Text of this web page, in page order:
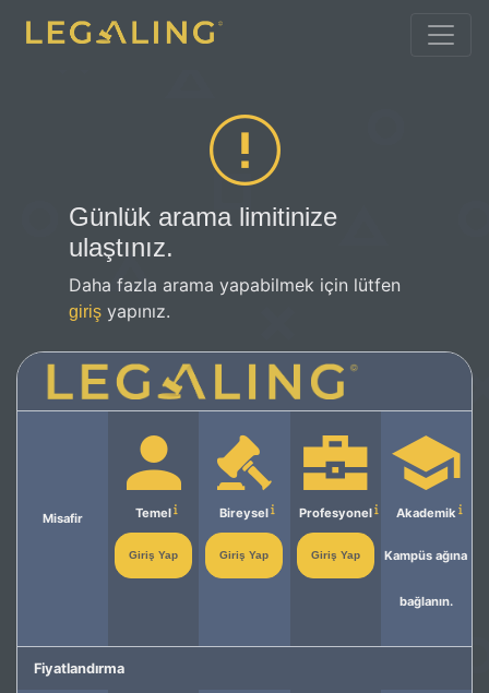
Günlük arama limitinize
ulaştınız.
Daha fazla arama yapabilmek için lütfen
giriş yapınız.
Misafir Temel
Giriş Yap
Bireysel
Giriş Yap
Profesyonel
Giriş Yap
Akademik
Kampüs ağına
bağlanın.
Fiyatlandırma